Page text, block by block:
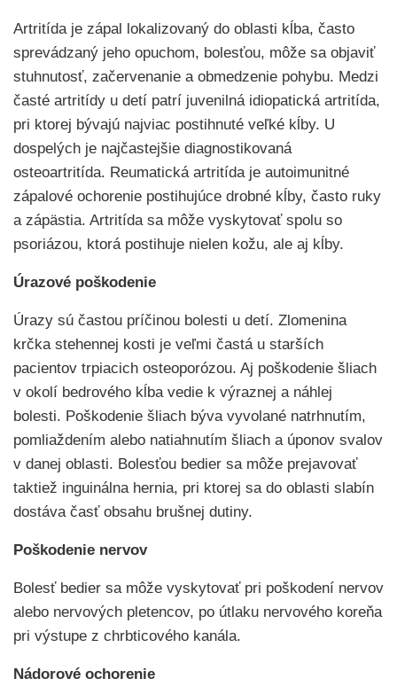
Artritída je zápal lokalizovaný do oblasti kĺba, často
sprevádzaný jeho opuchom, bolesťou, môže sa objaviť
stuhnutosť, začervenanie a obmedzenie pohybu. Medzi
časté artritídy u detí patrí juvenilná idiopatická artritída,
pri ktorej bývajú najviac postihnuté veľké kĺby. U
dospelých je najčastejšie diagnostikovaná
osteoartritída. Reumatická artritída je autoimunitné
zápalové ochorenie postihujúce drobné kĺby, často ruky
a zápästia. Artritída sa môže vyskytovať spolu so
psoriázou, ktorá postihuje nielen kožu, ale aj kĺby.
Úrazové poškodenie
Úrazy sú častou príčinou bolesti u detí. Zlomenina
krčka stehennej kosti je veľmi častá u starších
pacientov trpiacich osteoporózou. Aj poškodenie šliach
v okolí bedrového kĺba vedie k výraznej a náhlej
bolesti. Poškodenie šliach býva vyvolané natrhnutím,
pomliaždením alebo natiahnutím šliach a úponov svalov
v danej oblasti. Bolesťou bedier sa môže prejavovať
taktiež inguinálna hernia, pri ktorej sa do oblasti slabín
dostáva časť obsahu brušnej dutiny.
Poškodenie nervov
Bolesť bedier sa môže vyskytovať pri poškodení nervov
alebo nervových pletencov, po útlaku nervového koreňa
pri výstupe z chrbticového kanála.
Nádorové ochorenie